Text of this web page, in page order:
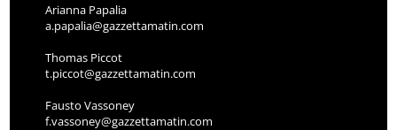
Arianna Papalia
a.papalia@gazzettamatin.com
Thomas Piccot
t.piccot@gazzettamatin.com
Fausto Vassoney
f.vassoney@gazzettamatin.com